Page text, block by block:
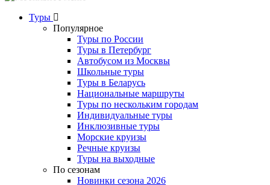
Туры
Популярное
Туры по России
Туры в Петербург
Автобусом из Москвы
Школьные туры
Туры в Беларусь
Национальные маршруты
Туры по нескольким городам
Индивидуальные туры
Инклюзивные туры
Морские круизы
Речные круизы
Туры на выходные
По сезонам
Новинки сезона 2026